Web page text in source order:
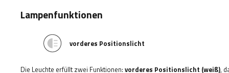
Lampenfunktionen
vorderes Positionslicht
Die Leuchte erfüllt zwei Funktionen: vorderes Positionslicht (weiß),